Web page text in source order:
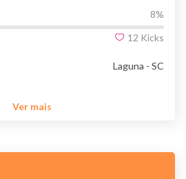
8%
12 Kicks
Laguna - SC
Ver mais